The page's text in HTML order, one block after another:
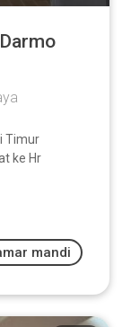
Timur
ke Hr
mandi